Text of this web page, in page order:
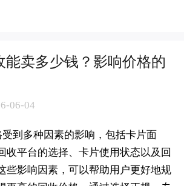
能卖多少钱？影响价格的
06-04
到多种因素的影响，包括卡片面
收平台的选择、卡片使用状态以及回
些影响因素，可以帮助用户更好地规